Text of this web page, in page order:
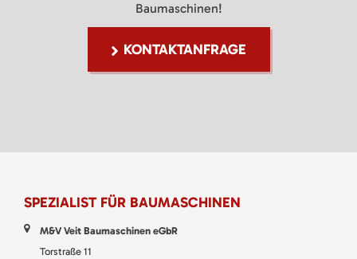
Baumaschinen!
KONTAKTANFRAGE
SPEZIALIST FÜR BAUMASCHINEN
M&V Veit Baumaschinen eGbR
Torstraße 11